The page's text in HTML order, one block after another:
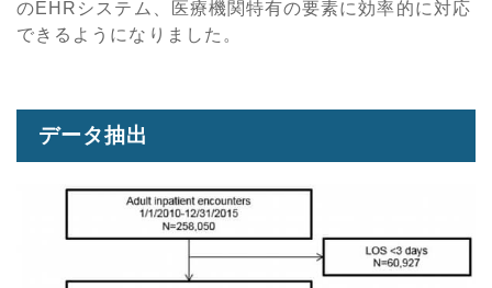
のEHRシステム、医療機関特有の要素に効率的に対応
できるようになりました。
データ抽出